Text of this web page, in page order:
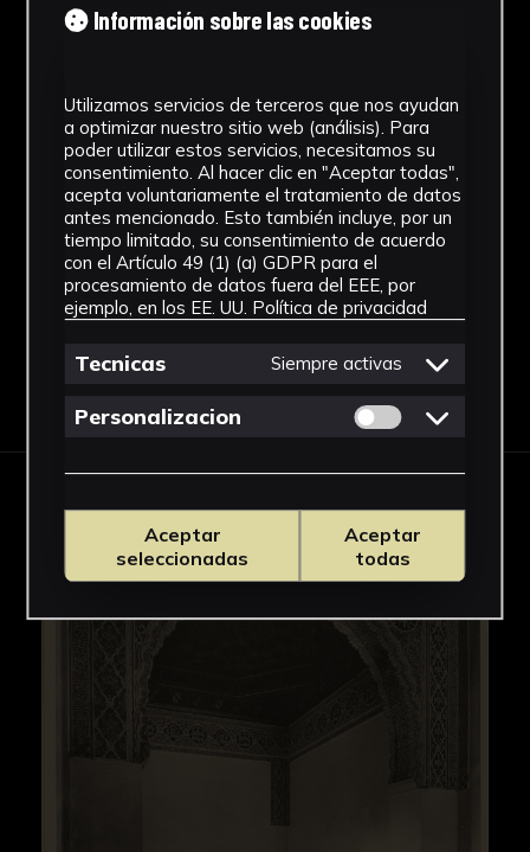
Laboratorio de Investigación
Patrimonio Cultural
Dimensiones
52 x 36 cm.
Ver más
IMÁGENES
Información sobre las cookies
Utilizamos servicios de terceros que nos ayudan
a optimizar nuestro sitio web (análisis). Para
poder utilizar estos servicios, necesitamos su
consentimiento. Al hacer clic en "Aceptar todas",
acepta voluntariamente el tratamiento de datos
antes mencionado. Esto también incluye, por un
tiempo limitado, su consentimiento de acuerdo
con el Artículo 49 (1) (a) GDPR para el
procesamiento de datos fuera del EEE, por
ejemplo, en los EE. UU. Política de privacidad
Tecnicas Siempre activas
Personalizacion Permitir cookies
Aceptar
seleccionadas
Aceptar
todas